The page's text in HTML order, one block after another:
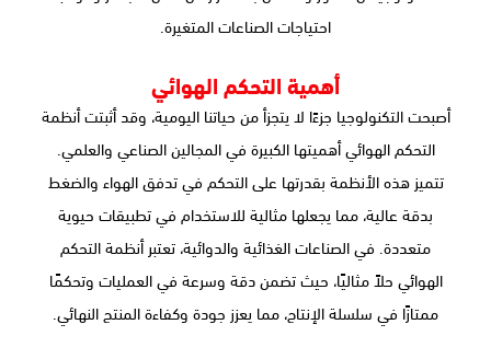
احتياجات الصناعات المتغيرة.
أهمية التحكم الهوائي
أصبحت التكنولوجيا جزءًا لا يتجزأ من حياتنا اليومية، وقد أثبتت أنظمة
التحكم الهوائي أهميتها الكبيرة في المجالين الصناعي والعلمي.
تتميز هذه الأنظمة بقدرتها على التحكم في تدفق الهواء والضغط
بدقة عالية، مما يجعلها مثالية للاستخدام في تطبيقات حيوية
متعددة. في الصناعات الغذائية والدوائية، تعتبر أنظمة التحكم
الهوائي حلاً مثاليًا، حيث تضمن دقة وسرعة في العمليات وتحكمًا
ممتازًا في سلسلة الإنتاج، مما يعزز جودة وكفاءة المنتج النهائي.